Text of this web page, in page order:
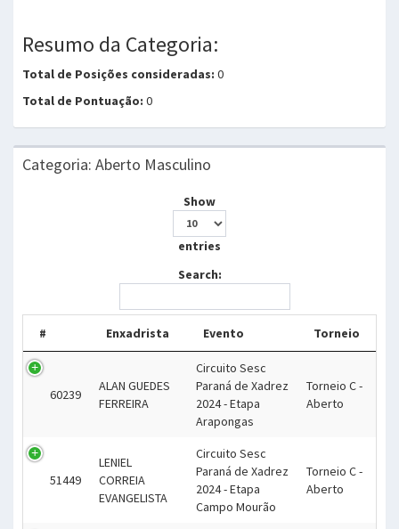
Resumo da Categoria:
Total de Posições consideradas: 0
Total de Pontuação: 0
Categoria: Aberto Masculino
Show
entries
Search:
# Enxadrista Evento Torneio
60239
ALAN GUEDES
FERREIRA
Circuito Sesc
Paraná de Xadrez
2024 - Etapa
Arapongas
Torneio C -
Aberto
51449
LENIEL
CORREIA
EVANGELISTA
Circuito Sesc
Paraná de Xadrez
2024 - Etapa
Campo Mourão
Torneio C -
Aberto